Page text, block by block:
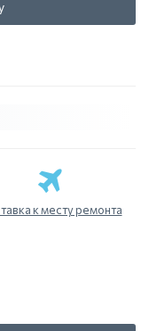
к месту ремонта